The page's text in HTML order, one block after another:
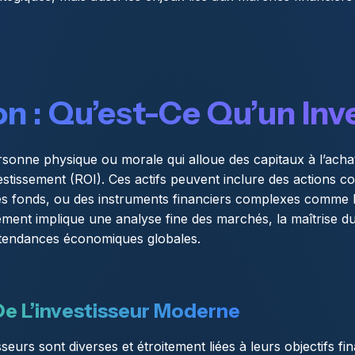
: Qu’est-Ce Qu’un
physique ou morale qui alloue des capitaux à
(ROI). Ces actifs peuvent inclure des actions
fonds, ou des instruments financiers complexes
implique une analyse fine des marchés, la maîtrise
économiques globales.
L’investisseur Moderne
sont diverses et étroitement liées à leurs objectifs